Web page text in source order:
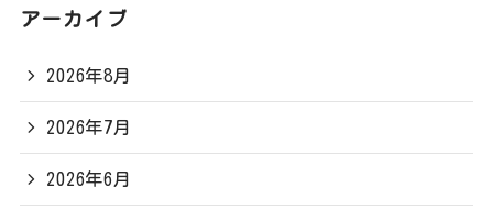
アーカイブ
2026年8月
2026年7月
2026年6月